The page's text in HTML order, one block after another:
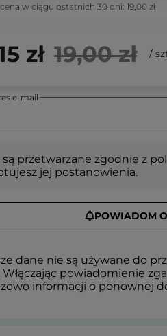
w ciągu ostatnich 30 dni: 19,00 zł
zł 19,00 zł /
e-mail
są przetwarzane zgodnie z
jej postanowienia.
POWIADOM
dane nie są używane do
powiadomienie
informacji o ponownej